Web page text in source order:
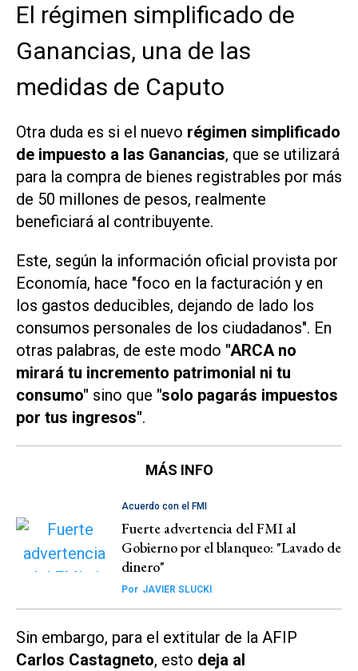
El régimen simplificado de
Ganancias, una de las
medidas de Caputo
Otra duda es si el nuevo régimen simplificado
de impuesto a las Ganancias, que se utilizará
para la compra de bienes registrables por más
de 50 millones de pesos, realmente
beneficiará al contribuyente.
Este, según la información oficial provista por
Economía, hace "foco en la facturación y en
los gastos deducibles, dejando de lado los
consumos personales de los ciudadanos". En
otras palabras, de este modo "ARCA no
mirará tu incremento patrimonial ni tu
consumo" sino que "solo pagarás impuestos
por tus ingresos".
MÁS INFO
Acuerdo con el FMI
Fuerte advertencia del FMI al
Gobierno por el blanqueo: "Lavado de
dinero"
Por JAVIER SLUCKI
Sin embargo, para el extitular de la AFIP
Carlos Castagneto, esto deja al